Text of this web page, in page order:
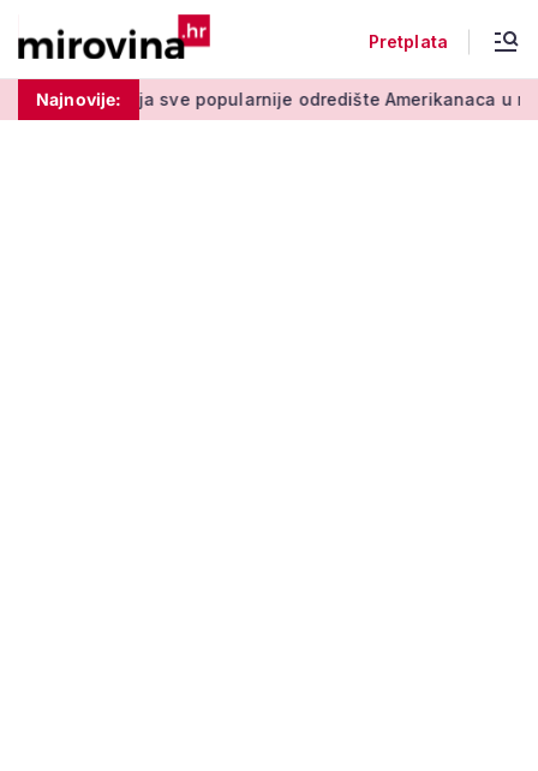
Pretplata
Najnovije:
popularnije odredište Amerikanaca u mirovini: Pruža mir i